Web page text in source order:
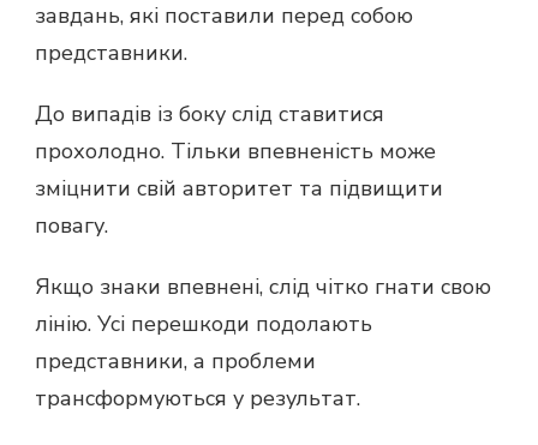
завдань, які поставили перед собою
представники.
До випадів із боку слід ставитися
прохолодно. Тільки впевненість може
зміцнити свій авторитет та підвищити
повагу.
Якщо знаки впевнені, слід чітко гнати свою
лінію. Усі перешкоди подолають
представники, а проблеми
трансформуються у результат.